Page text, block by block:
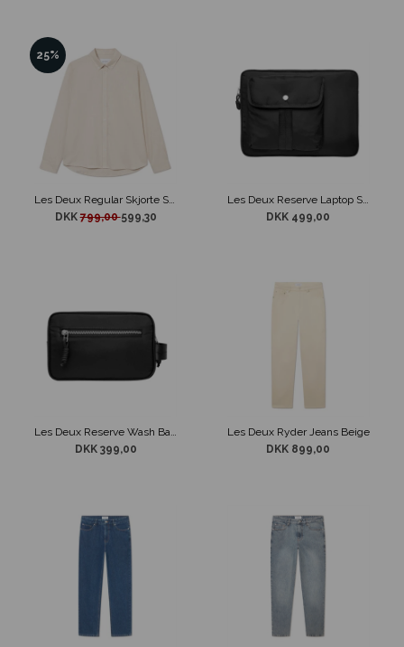
25%
Les Deux Regular Skjorte Sandfarvet
DKK799,00599,30
Les Deux Reserve Laptop Sleeve Sort
DKK 499,00
DKK 399,00
Les Deux Ryder Jeans Beige
DKK 899,00